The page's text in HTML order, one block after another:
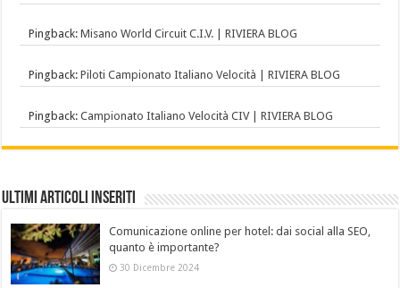
Pingback:Misano World Circuit C.I.V. | RIVIERA BLOG
Pingback:Piloti Campionato Italiano Velocità | RIVIERA BLOG
Pingback:Campionato Italiano Velocità CIV | RIVIERA BLOG
Ultimi Articoli Inseriti
Comunicazione online per hotel: dai social alla SEO,
quanto è importante?
30 Dicembre 2024